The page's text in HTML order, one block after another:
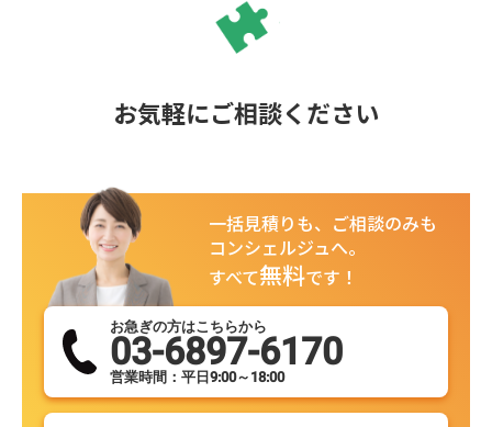
お気軽にご相談ください
一括見積りも、ご相談のみも
コンシェルジュへ。
すべて無料です！
お急ぎの方はこちらから
03-6897-6170
営業時間：平日9:00～18:00